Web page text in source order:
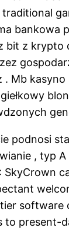
bankowa
bit z krypto
. Mb
podnosi
, typ
SkyCrown
software
to present-